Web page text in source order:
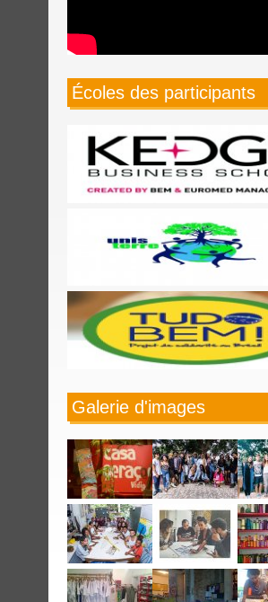
Écoles des participants
Galerie d'images